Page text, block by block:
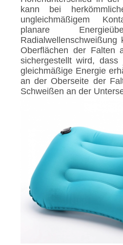
kann bei
ungleichmäßigem
planare
Radialwellenschweißung
Oberflächen der Falten
sichergestellt wird, dass
gleichmäßige Energie
an der Oberseite der
Schweißen an der